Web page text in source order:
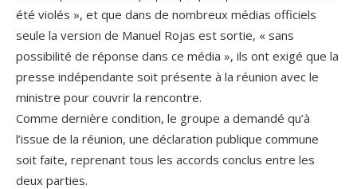
été violés », et que dans de nombreux médias officiels
seule la version de Manuel Rojas est sortie, « sans
possibilité de réponse dans ce média », ils ont exigé que la
presse indépendante soit présente à la réunion avec le
ministre pour couvrir la rencontre.
Comme dernière condition, le groupe a demandé qu’à
l’issue de la réunion, une déclaration publique commune
soit faite, reprenant tous les accords conclus entre les
deux parties.